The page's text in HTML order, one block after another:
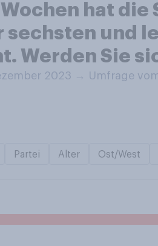
hat
sechsten und
Werden Sie
2023 → Umfrage
Partei Alter Ost/West